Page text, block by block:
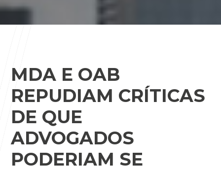
MDA E OAB
REPUDIAM CRÍTICAS
DE QUE
ADVOGADOS
PODERIAM SE